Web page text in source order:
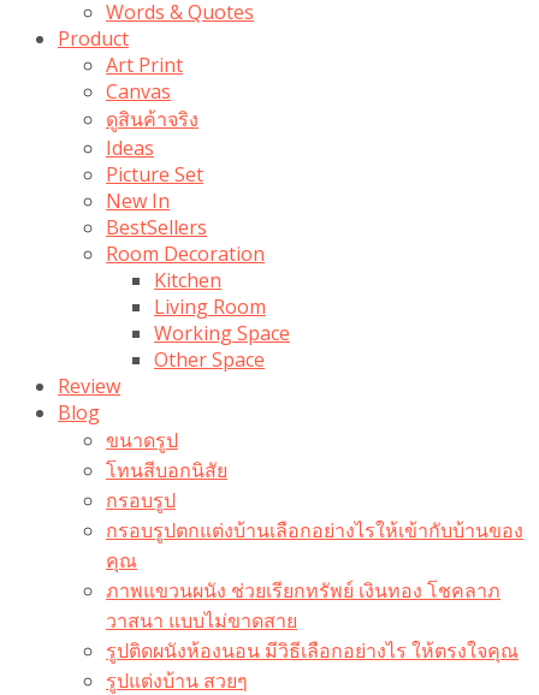
Words & Quotes
Product
Art Print
Canvas
ดูสินค้าจริง
Ideas
Picture Set
New In
BestSellers
Room Decoration
Kitchen
Living Room
Working Space
Other Space
Review
Blog
ขนาดรูป
โทนสีบอกนิสัย
กรอบรูป
กรอบรูปตกแต่งบ้านเลือกอย่างไรให้เข้ากับบ้านของ
คุณ
ภาพแขวนผนัง ช่วยเรียกทรัพย์ เงินทอง โชคลาภ
วาสนา แบบไม่ขาดสาย
รูปติดผนังห้องนอน มีวิธีเลือกอย่างไร ให้ตรงใจคุณ
รูปแต่งบ้าน สวยๆ